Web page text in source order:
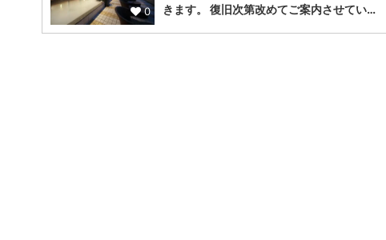
0
きます。 復旧次第改めてご案内させてい…